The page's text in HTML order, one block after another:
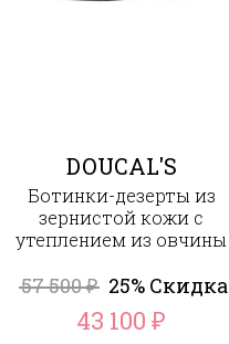
DOUCAL'S
Ботинки-дезерты из
зернистой кожи с
утеплением из овчины
57 500₽ 25% Скидка
43 100₽